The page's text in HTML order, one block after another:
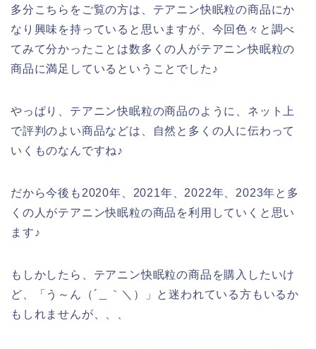
多分こちらをご覧の方は、テアニン快眠粒の商品にか
なり興味を持っていると思いますが、今回色々と調べ
てみて分かったことは数多くの人がテアニン快眠粒の
商品に満足しているということでした♪
やっぱり、テアニン快眠粒の商品のように、ネット上
で評判のよい商品などは、自然と多くの人に伝わって
いくものなんですね♪
だから今後も2020年、2021年、2022年、2023年と多
くの人がテアニン快眠粒の商品を利用していくと思い
ます♪
もしかしたら、テアニン快眠粒の商品を購入したいけ
ど、「う～ん（´＿｀＼）」と迷われている方もいるか
もしれませんが、、、